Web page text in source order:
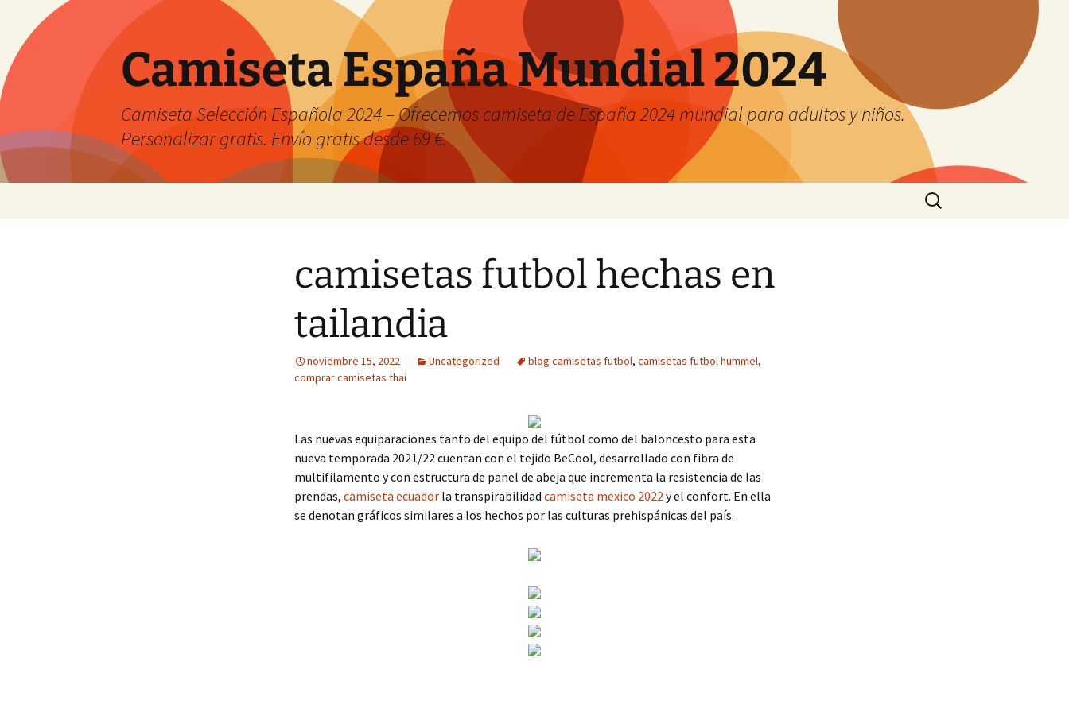
Camiseta España Mundial 2024
Camiseta Selección Española 2024 – Ofrecemos camiseta de España 2024 mundial para adultos y niños.
Personalizar gratis. Envío gratis desde 69 €.
Buscar:
camisetas futbol hechas en
tailandia
noviembre 15, 2022 Uncategorized blog camisetas futbol, camisetas futbol hummel,
comprar camisetas thai
Las nuevas equiparaciones tanto del equipo del fútbol como del baloncesto para esta
nueva temporada 2021/22 cuentan con el tejido BeCool, desarrollado con fibra de
multifilamento y con estructura de panel de abeja que incrementa la resistencia de las
prendas, camiseta ecuador la transpirabilidad camiseta mexico 2022y el confort. En ella
se denotan gráficos similares a los hechos por las culturas prehispánicas del país.